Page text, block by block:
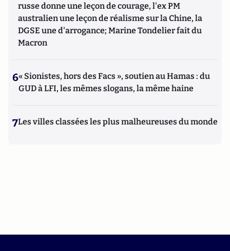
russe donne une leçon de courage, l'ex PM
australien une leçon de réalisme sur la Chine, la
DGSE une d'arrogance; Marine Tondelier fait du
Macron
6« Sionistes, hors des Facs », soutien au Hamas : du
GUD à LFI, les mêmes slogans, la même haine
7Les villes classées les plus malheureuses du monde